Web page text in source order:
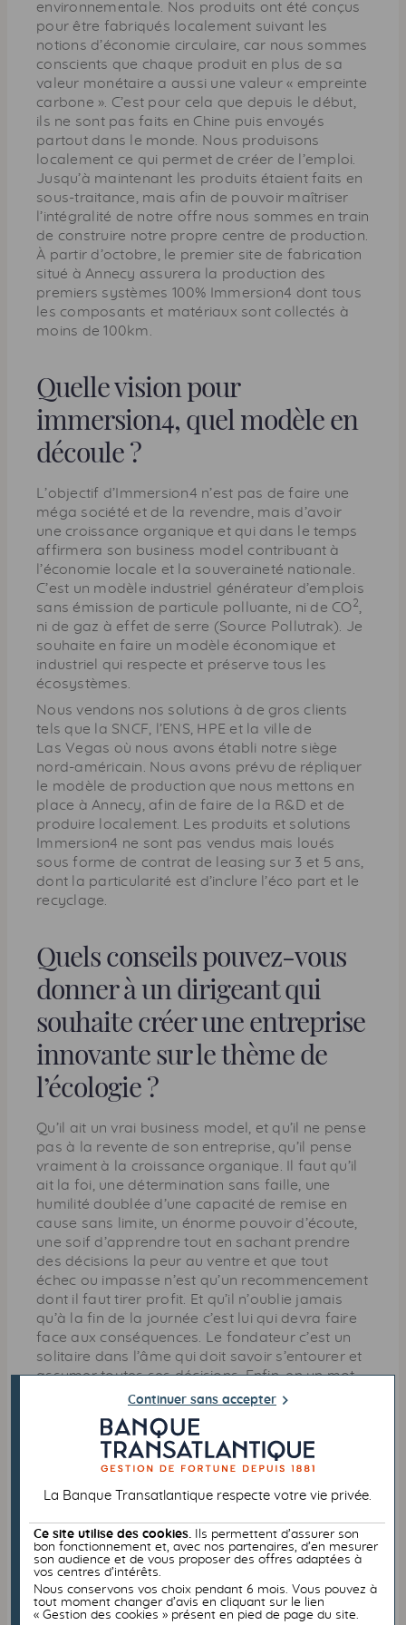
environnementale. Nos produits ont été conçus
pour être fabriqués localement suivant les
notions d’économie circulaire, car nous sommes
conscients que chaque produit en plus de sa
valeur monétaire a aussi une valeur « empreinte
carbone ». C’est pour cela que depuis le début,
ils ne sont pas faits en Chine puis envoyés
partout dans le monde. Nous produisons
localement ce qui permet de créer de l’emploi.
Jusqu’à maintenant les produits étaient faits en
sous-traitance, mais afin de pouvoir maîtriser
l’intégralité de notre offre nous sommes en train
de construire notre propre centre de production.
À partir d’octobre, le premier site de fabrication
situé à Annecy assurera la production des
premiers systèmes 100% Immersion4 dont tous
les composants et matériaux sont collectés à
moins de 100km.
Quelle vision pour
immersion4, quel modèle en
découle ?
L’objectif d’Immersion4 n’est pas de faire une
méga société et de la revendre, mais d’avoir
une croissance organique et qui dans le temps
affirmera son business model
contribuant à
l’économie locale et la souveraineté nationale.
C’est un modèle industriel générateur d’emplois
sans émission de particule polluante, ni de CO2
ni de gaz à effet de serre (Source Pollutrak). Je
souhaite en faire un modèle économique et
industriel qui respecte et préserve tous les
écosystèmes.
Nous vendons nos solutions à de gros clients
tels que la SNCF , l’ENS HPE et la ville de
Las Vegas où nous avons établi notre siège
nord-américain. Nous avons prévu de répliquer
le modèle de production que nous mettons en
place à Annecy, afin de faire de la R&D et de
produire localement. Les produits et solutions
Immersion4 ne sont pas vendus mais loués
sous forme de contrat de
leasing sur 3 et 5 ans,
dont la particularité est d’inclure l’éco part et le
recyclage.
Quels conseils pouvez-vous
donner à un dirigeant qui
souhaite créer une entreprise
innovante sur le thème de
l’écologie ?
Qu’il ait un vrai business model
, et qu’il ne pense
pas à la revente de son entreprise, qu’il pense
vraiment à la croissance organique. Il faut qu’il
ait la foi, une détermination sans faille, une
humilité doublée d’une capacité de remise en
cause sans limite, un énorme pouvoir d’écoute,
une soif d’apprendre tout en sachant prendre
des décisions la peur au ventre et que tout
échec ou impasse n’est qu’un recommencement
dont il faut tirer profit. Et qu’il n’oublie jamais
qu’à la fin de la journée c’est lui qui devra faire
face aux conséquences. Le fondateur c’est un
solitaire dans l’âme qui doit savoir s’entourer et
assumer toutes ses décisions. Enfin, en un mot,
résilience, résilience, résilience c’est la clé du
Pouvez-vous donner le nom
de deux dirigeants inspirants
sur les thèmes de l’innovation
et de l’international ?
Sur l’innovation: Éric Scotto, le fondateur de
Continuer sans accepter
La Banque Transatlantique respecte votre vie privée.
Ce site utilise des cookies. Ils permettent d’assurer son
bon fonctionnement et, avec nos partenaires, d’en mesurer
son audience et de vous proposer des offres adaptées à
vos centres d’intérêts.
Nous conservons vos choix pendant 6 mois. Vous pouvez à
tout moment changer d’avis en cliquant sur le lien
« Gestion des cookies » présent en pied de page du site.